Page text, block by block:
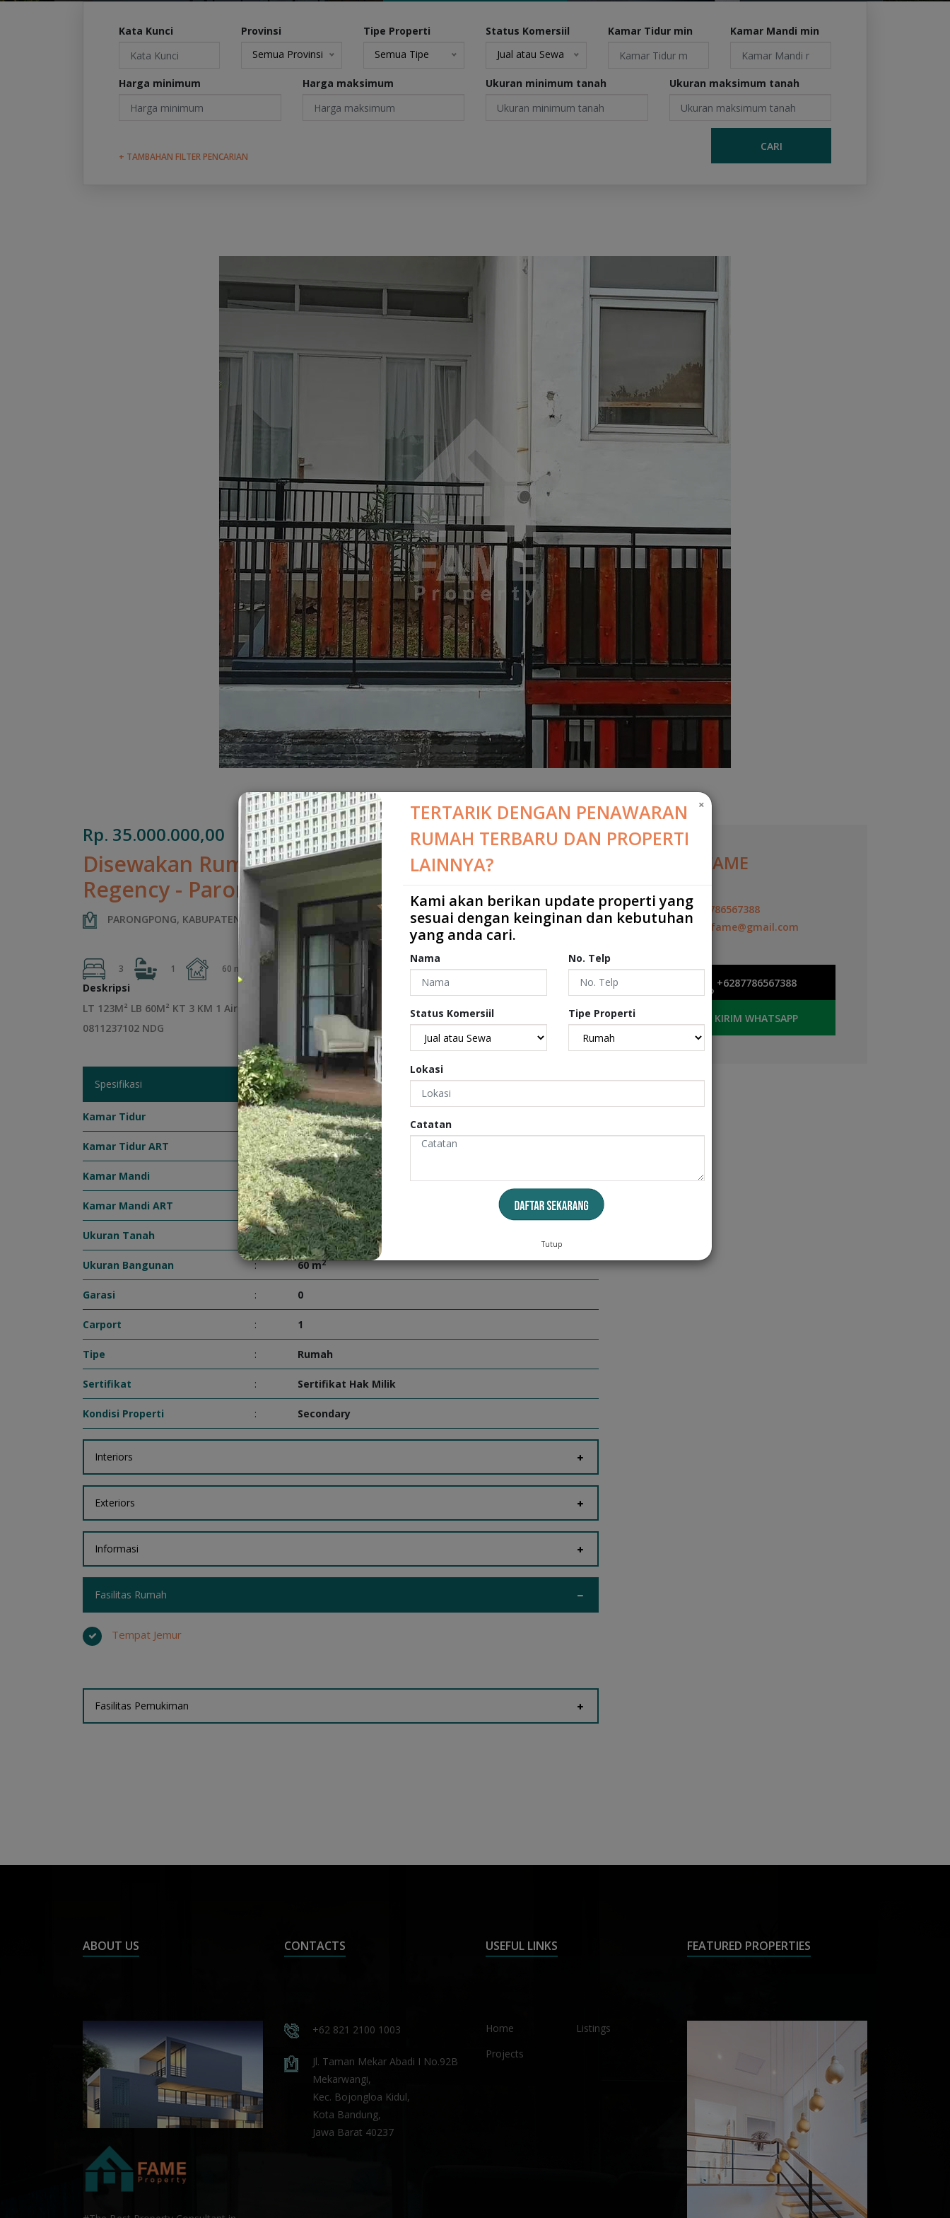
Kata Kunci
Provinsi
Semua Provinsi
Tipe Properti
Semua Tipe
Status Komersiil
Jual atau Sewa
Kamar Tidur min Kamar Mandi min
Harga minimum Harga maksimum Ukuran minimum tanah Ukuran maksimum tanah
+ TAMBAHAN FILTER PENCARIAN
CARI
Rp. 35.000.000,00
Disewakan Rumah Lokasi Komplek Sariwangi
Regency - Parongpong
PARONGPONG, KABUPATEN BANDUNG BARAT, JAWA BARAT
3 1 60 m 123 m2 1
Deskripsi
LT 123M² LB 60M² KT 3 KM 1 Air Sible Listrik 1.300watt SHM Harga 35Jt/th Yovie Fame Pro 087786567388 /
0811237102 NDG
Spesifikasi
Kamar Tidur : 3
Kamar Tidur ART : 0
Kamar Mandi : 1
Kamar Mandi ART : 0
Ukuran Tanah : 123 m2
Ukuran Bangunan : 60 m2
Garasi : 0
Carport : 1
Tipe : Rumah
Sertifikat : Sertifikat Hak Milik
Kondisi Properti : Secondary
Interiors
Exteriors
Informasi
Fasilitas Rumah
Tempat Jemur
Fasilitas Pemukiman
YOVIE FAME
+6287786567388
yovie.fame@gmail.com
+6287786567388
KIRIM WHATSAPP
ABOUT US CONTACTS
+62 821 2100 1003
Jl. Taman Mekar Abadi I No.92B
Mekarwangi,
Kec. Bojongloa Kidul,
Kota Bandung,
Jawa Barat 40237
USEFUL LINKS
Home
Listings
Projects
FEATURED PROPERTIES
TERTARIK DENGAN PENAWARAN
RUMAH TERBARU DAN PROPERTI
LAINNYA?
×
Kami akan berikan update properti yang
sesuai dengan keinginan dan kebutuhan
yang anda cari.
Nama No. Telp
Status Komersiil Tipe Properti
Lokasi
Catatan
Tutup